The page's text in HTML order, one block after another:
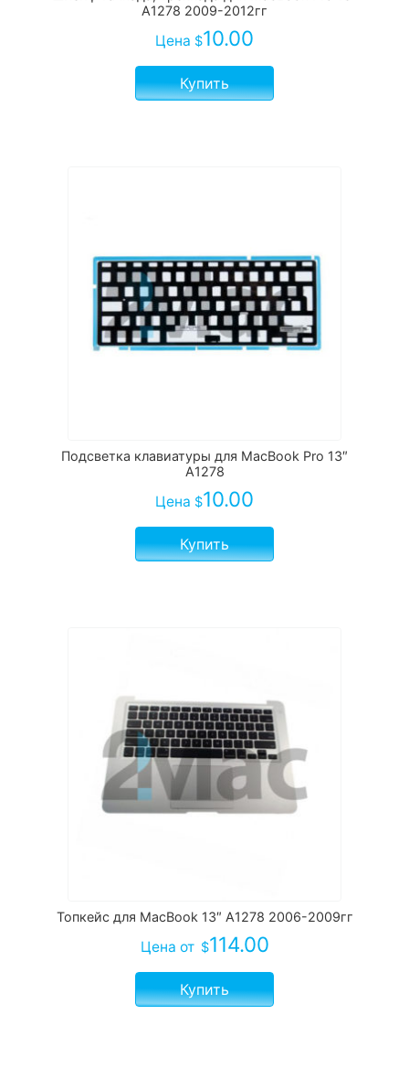
A1278 2009-2012гг
Цена $10.00
Купить
Подсветка клавиатуры для MacBook Pro 13″
A1278
Цена $10.00
Купить
Топкейс для MacBook 13″ A1278 2006-2009гг
Цена от $114.00
Купить